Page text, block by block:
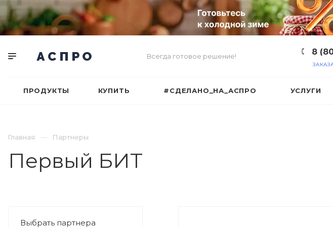
Всегда готовое решение! 8
ПРОДУКТЫ КУПИТЬ #СДЕЛАНО_НА_АСПРО УСЛУГИ
Главная Партнеры
Первый БИТ
Выбрать партнера